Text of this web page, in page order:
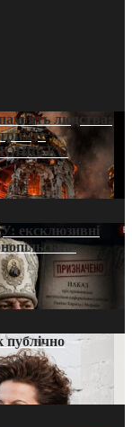
людства:
в ЮНЕСКО
публічно